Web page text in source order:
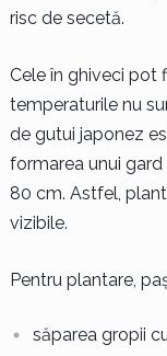
risc de secetă.
Cele în ghiveci pot
temperaturile nu
de gutui japonez
formarea unui
80 cm. Astfel,
vizibile.
Pentru plantare,
săparea gropii